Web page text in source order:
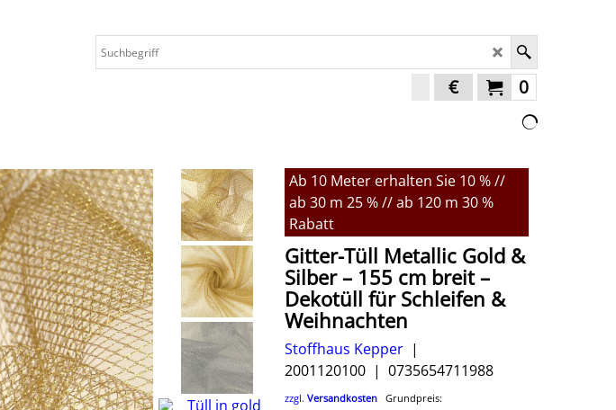
0
€
Ab 10 Meter erhalten Sie 10 % //
ab 30 m 25 % // ab 120 m 30 %
Rabatt
Gitter-Tüll Metallic Gold &
Silber – 155 cm breit –
Dekotüll für Schleifen &
Weihnachten
Stoffhaus Kepper
2001120100
0735654711988
zzgl. Versandkosten Grundpreis: